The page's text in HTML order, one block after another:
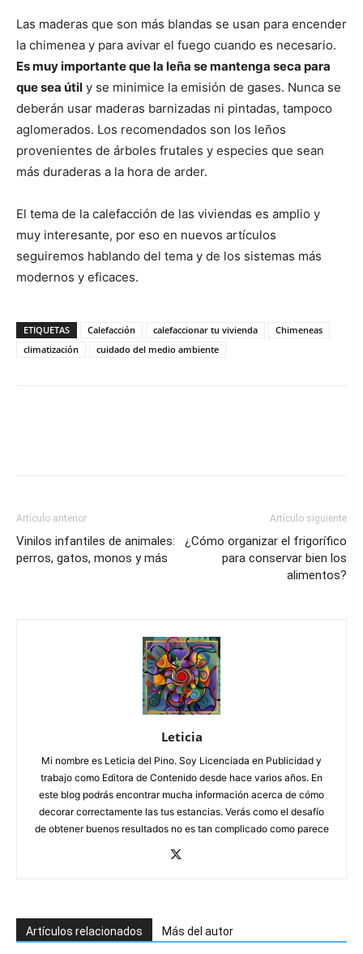
Las maderas que son más blandas se usan para encender
la chimenea y para avivar el fuego cuando es necesario.
Es muy importante que la leña se mantenga seca para
que sea útil y se minimice la emisión de gases. Nunca se
deberán usar maderas barnizadas ni pintadas, tampoco
aglomerados. Los recomendados son los leños
provenientes de árboles frutales y especies que sean
más duraderas a la hora de arder.
El tema de la calefacción de las viviendas es amplio y
muy interesante, por eso en nuevos artículos
seguiremos hablando del tema y de los sistemas más
modernos y eficaces.
ETIQUETAS Calefacción calefaccionar tu vivienda
Chimeneas
climatización
cuidado del medio ambiente
Artículo anterior
Vinilos infantiles de animales:
perros, gatos, monos y más
Artículo siguiente
¿Cómo organizar el frigorífico
para conservar bien los
alimentos?
Leticia
Mi nombre es Leticia del Pino. Soy Licenciada en Publicidad y
trabajo como Editora de Contenido desde hace varios años. En
este blog podrás encontrar mucha información acerca de cómo
decorar correctamente las tus estancias. Verás como el desafío
de obtener buenos resultados no es tan complicado como parece
Artículos relacionados Más del autor